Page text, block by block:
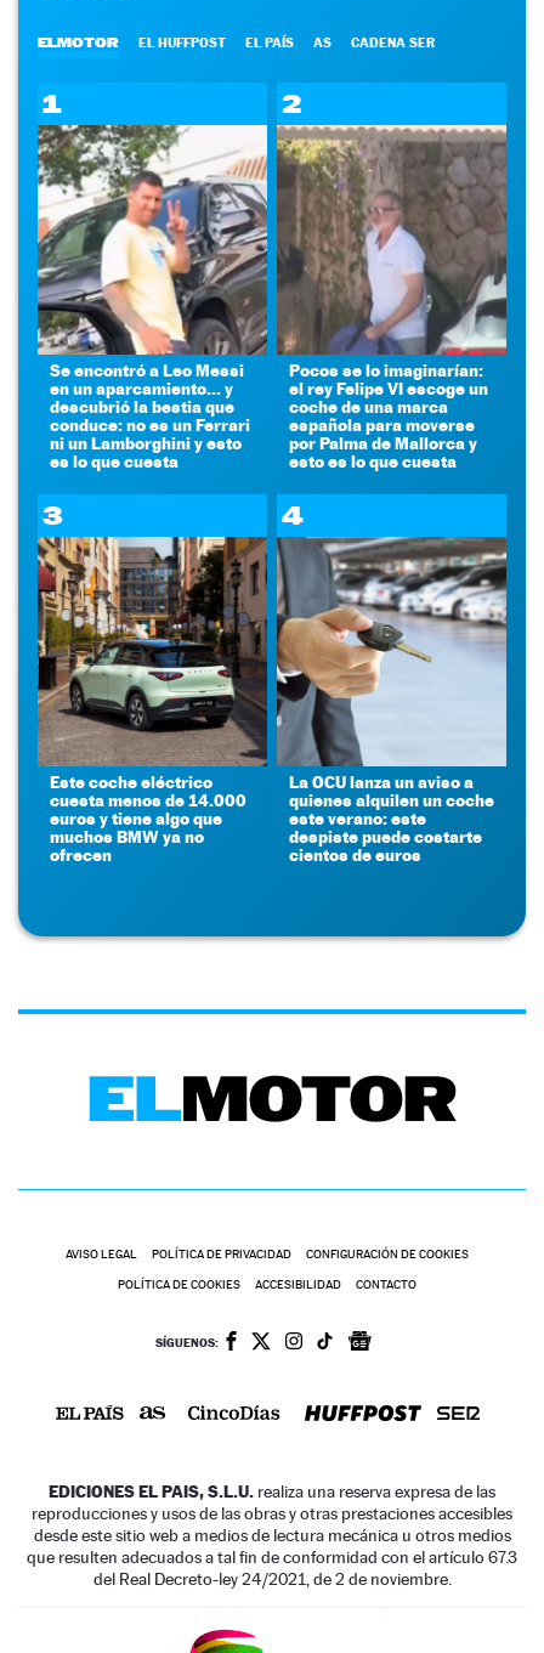
ELMOTOR EL HUFFPOST EL PAÍS AS CADENA SER
1
Se encontró a Leo Messi
en un aparcamiento... y
descubrió la bestia que
conduce: no es un Ferrari
ni un Lamborghini y esto
es lo que cuesta
2
Pocos se lo imaginarían:
el rey Felipe VI escoge un
coche de una marca
española para moverse
por Palma de Mallorca y
esto es lo que cuesta
3
Este coche eléctrico
cuesta menos de 14.000
euros y tiene algo que
muchos BMW ya no
ofrecen
4
La OCU lanza un aviso a
quienes alquilen un coche
este verano: este
despiste puede costarte
cientos de euros
AVISO LEGAL POLÍTICA DE PRIVACIDAD CONFIGURACIÓN DE COOKIES
POLÍTICA DE COOKIES ACCESIBILIDAD CONTACTO
SÍGUENOS:
EDICIONES EL PAIS, S.L.U. realiza una reserva expresa de las
reproducciones y usos de las obras y otras prestaciones accesibles
desde este sitio web a medios de lectura mecánica u otros medios
que resulten adecuados a tal fin de conformidad con el artículo 67.3
del Real Decreto-ley 24/2021, de 2 de noviembre.